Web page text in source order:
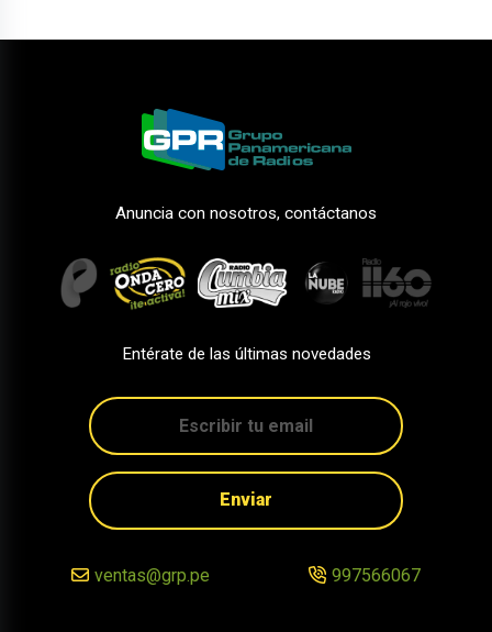
Anuncia con nosotros, contáctanos
Entérate de las últimas novedades
Enviar
ventas@grp.pe 997566067